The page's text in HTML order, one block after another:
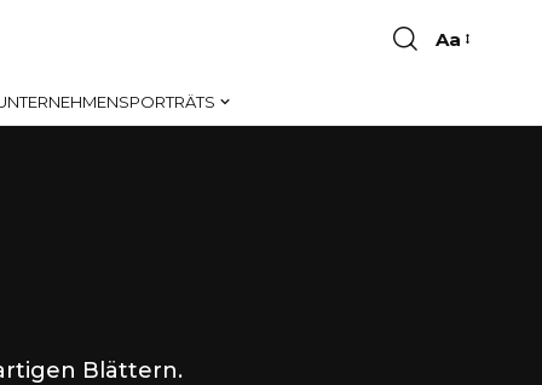
Font
Aa
Blättern.